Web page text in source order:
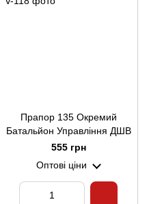
Прапор 135 Окремий
Батальйон Управління ДШВ
555 грн
Оптові ціни